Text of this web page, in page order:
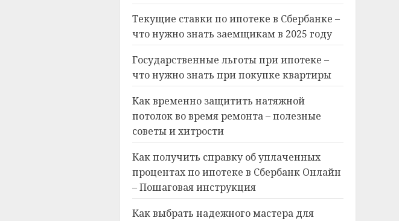
Текущие ставки по ипотеке в Сбербанке –
что нужно знать заемщикам в 2025 году
Государственные льготы при ипотеке –
что нужно знать при покупке квартиры
Как временно защитить натяжной
потолок во время ремонта – полезные
советы и хитрости
Как получить справку об уплаченных
процентах по ипотеке в Сбербанк Онлайн
– Пошаговая инструкция
Как выбрать надежного мастера для